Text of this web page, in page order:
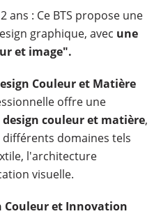
ans : Ce BTS propose une
graphique, avec une
et image".
Couleur et Matière
offre une
couleur et matière,
domaines tels
l'architecture
visuelle.
Couleur et Innovation